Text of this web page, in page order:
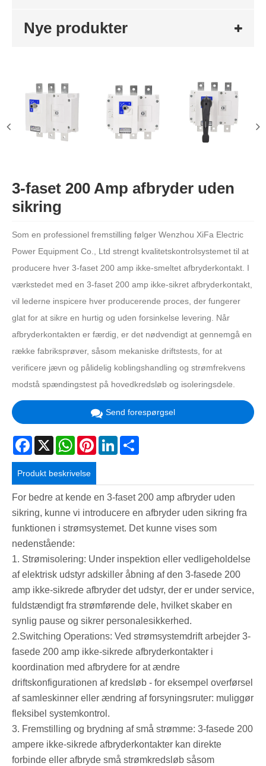
Nye produkter
3-faset 200 Amp afbryder uden
sikring
Som en professionel fremstilling følger Wenzhou XiFa Electric
Power Equipment Co., Ltd strengt kvalitetskontrolsystemet til at
producere hver 3-faset 200 amp ikke-smeltet afbryderkontakt. I
værkstedet med en 3-faset 200 amp ikke-sikret afbryderkontakt,
vil lederne inspicere hver producerende proces, der fungerer
glat for at sikre en hurtig og uden forsinkelse levering. Når
afbryderkontakten er færdig, er det nødvendigt at gennemgå en
række fabriksprøver, såsom mekaniske driftstests, for at
verificere jævn og pålidelig koblingshandling og strømfrekvens
modstå spændingstest på hovedkredsløb og isoleringsdele.
Send forespørgsel
Facebook
X WhatsAppPinterestLinkedIn
Produkt beskrivelse
For bedre at kende en 3-faset 200 amp afbryder uden
sikring, kunne vi introducere en afbryder uden sikring fra
funktionen i strømsystemet. Det kunne vises som
nedenstående:
1. Strømisolering: Under inspektion eller vedligeholdelse
af elektrisk udstyr adskiller åbning af den 3-fasede 200
amp ikke-sikrede afbryder det udstyr, der er under service,
fuldstændigt fra strømførende dele, hvilket skaber en
synlig pause og sikrer personalesikkerhed.
2.Switching Operations: Ved strømsystemdrift arbejder 3-
fasede 200 amp ikke-sikrede afbryderkontakter i
koordination med afbrydere for at ændre
driftskonfigurationen af ​​kredsløb - for eksempel overførsel
af samleskinner eller ændring af forsyningsruter: muliggør
fleksibel systemkontrol.
3. Fremstilling og brydning af små strømme: 3-fasede 200
ampere ikke-sikrede afbryderkontakter kan direkte
forbinde eller afbryde små strømkredsløb såsom